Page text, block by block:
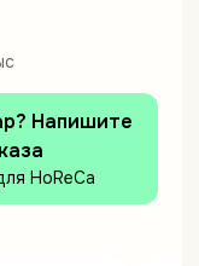
Напишите
HoReCa